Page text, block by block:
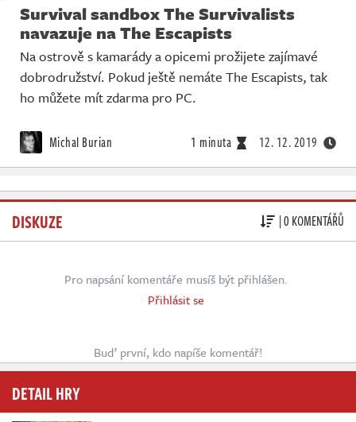
Survival sandbox The Survivalists
navazuje na The Escapists
Na ostrově s kamarády a opicemi prožijete zajímavé
dobrodružství. Pokud ještě nemáte The Escapists, tak
ho můžete mít zdarma pro PC.
Michal Burian 1 minuta 12. 12. 2019
DISKUZE | 0 KOMENTÁŘŮ
Pro napsání komentáře musíš být přihlášen.
Přihlásit se
Buď první, kdo napíše komentář!
DETAIL HRY